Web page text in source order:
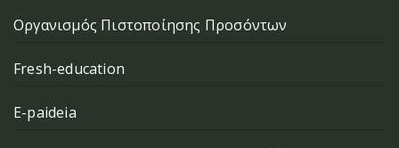
Οργανισμός Πιστοποίησης Προσόντων
Fresh-education
E-paideia